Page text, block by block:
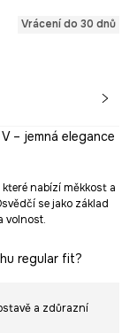
Vrácení do 30 dnů
– jemná elegance
nabízí měkkost a
se jako základ
volnost.
regular fit?
a zdůrazní